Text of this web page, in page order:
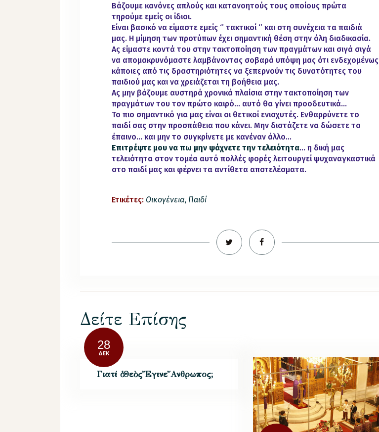
Βάζουμε κανόνες απλούς και κατανοητούς τους οποίους πρώτα
τηρούμε εμείς οι ίδιοι.
Είναι βασικό να είμαστε εμείς ‘’ τακτικοί ‘’ και στη συνέχεια τα παιδιά
μας. Η μίμηση των προτύπων έχει σημαντική θέση στην όλη διαδικασία.
Ας είμαστε κοντά του στην τακτοποίηση των πραγμάτων και σιγά σιγά
να απομακρυνόμαστε λαμβάνοντας σοβαρά υπόψη μας ότι ενδεχομένως
κάποιες από τις δραστηριότητες να ξεπερνούν τις δυνατότητες του
παιδιού μας και να χρειάζεται τη βοήθεια μας.
Ας μην βάζουμε αυστηρά χρονικά πλαίσια στην τακτοποίηση των
πραγμάτων του τον πρώτο καιρό… αυτό θα γίνει προοδευτικά…
Το πιο σημαντικό για μας είναι οι θετικοί ενισχυτές. Ενθαρρύνετε το
παιδί σας στην προσπάθεια που κάνει. Μην διστάζετε να δώσετε το
έπαινο… και μην το συγκρίνετε με κανέναν άλλο…
Επιτρέψτε μου να πω μην ψάχνετε την τελειότητα… η δική μας
τελειότητα στον τομέα αυτό πολλές φορές λειτουργεί ψυχαναγκαστικά
στο παιδί μας και φέρνει τα αντίθετα αποτελέσματα.
Ετικέτες: Οικογένεια, Παιδί
Δείτε Επίσης
28
ΔΕΚ
Γιατί ὁ Θεὸς῎Εγινε῎Ανθρωπος;